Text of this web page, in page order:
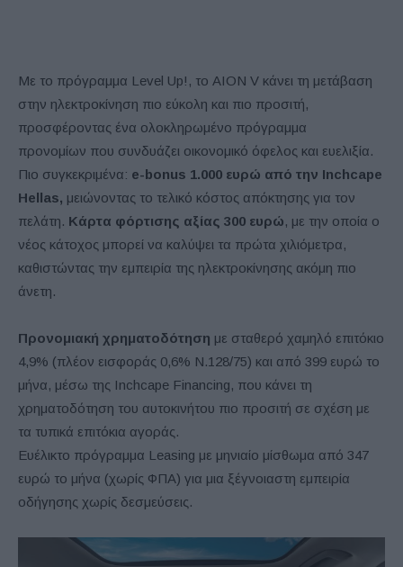
Με το πρόγραμμα Level Up!, το AION V κάνει τη μετάβαση
στην ηλεκτροκίνηση πιο εύκολη και πιο προσιτή,
προσφέροντας ένα ολοκληρωμένο πρόγραμμα
προνομίων που συνδυάζει οικονομικό όφελος και ευελιξία.
Πιο συγκεκριμένα: e-bonus 1.000 ευρώ από την Inchcape
Hellas, μειώνοντας το τελικό κόστος απόκτησης για τον
πελάτη. Κάρτα φόρτισης αξίας 300 ευρώ, με την οποία ο
νέος κάτοχος μπορεί να καλύψει τα πρώτα χιλιόμετρα,
καθιστώντας την εμπειρία της ηλεκτροκίνησης ακόμη πιο
άνετη.
Προνομιακή χρηματοδότηση με σταθερό χαμηλό επιτόκιο
4,9% (πλέον εισφοράς 0,6% Ν.128/75) και από 399 ευρώ το
μήνα, μέσω της Inchcape Financing, που κάνει τη
χρηματοδότηση του αυτοκινήτου πιο προσιτή σε σχέση με
τα τυπικά επιτόκια αγοράς.
Ευέλικτο πρόγραμμα Leasing με μηνιαίο μίσθωμα από 347
ευρώ το μήνα (χωρίς ΦΠΑ) για μια ξέγνοιαστη εμπειρία
οδήγησης χωρίς δεσμεύσεις.